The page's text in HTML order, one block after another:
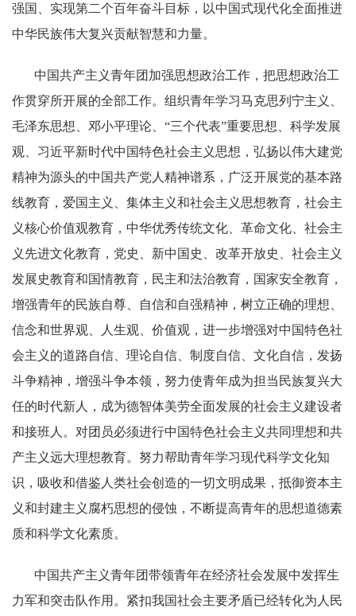
强国、实现第二个百年奋斗目标，以中国式现代化全面推进
中华民族伟大复兴贡献智慧和力量。
中国共产主义青年团加强思想政治工作，把思想政治工
作贯穿所开展的全部工作。组织青年学习马克思列宁主义、
毛泽东思想、邓小平理论、“三个代表”重要思想、科学发展
观、习近平新时代中国特色社会主义思想，弘扬以伟大建党
精神为源头的中国共产党人精神谱系，广泛开展党的基本路
线教育，爱国主义、集体主义和社会主义思想教育，社会主
义核心价值观教育，中华优秀传统文化、革命文化、社会主
义先进文化教育，党史、新中国史、改革开放史、社会主义
发展史教育和国情教育，民主和法治教育，国家安全教育，
增强青年的民族自尊、自信和自强精神，树立正确的理想、
信念和世界观、人生观、价值观，进一步增强对中国特色社
会主义的道路自信、理论自信、制度自信、文化自信，发扬
斗争精神，增强斗争本领，努力使青年成为担当民族复兴大
任的时代新人，成为德智体美劳全面发展的社会主义建设者
和接班人。对团员必须进行中国特色社会主义共同理想和共
产主义远大理想教育。努力帮助青年学习现代科学文化知
识，吸收和借鉴人类社会创造的一切文明成果，抵御资本主
义和封建主义腐朽思想的侵蚀，不断提高青年的思想道德素
质和科学文化素质。
中国共产主义青年团带领青年在经济社会发展中发挥生
力军和突击队作用。紧扣我国社会主要矛盾已经转化为人民